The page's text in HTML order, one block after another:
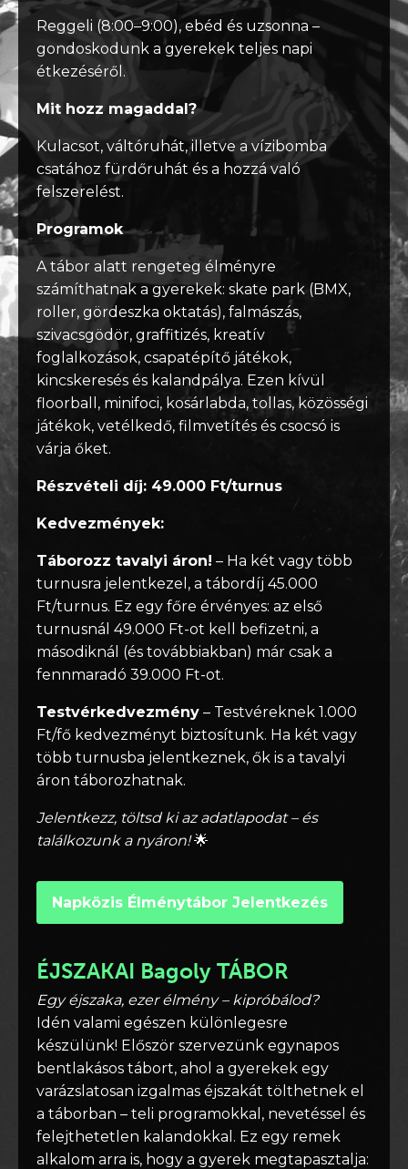
Reggeli (8:00–9:00), ebéd és uzsonna –
gondoskodunk a gyerekek teljes napi
étkezéséről.
Mit hozz magaddal?
Kulacsot, váltóruhát, illetve a vízibomba
csatához fürdőruhát és a hozzá való
felszerelést.
Programok
A tábor alatt rengeteg élményre
számíthatnak a gyerekek: skate park (BMX,
roller, gördeszka oktatás), falmászás,
szivacsgödör, graffitizés, kreatív
foglalkozások, csapatépítő játékok,
kincskeresés és kalandpálya. Ezen kívül
floorball, minifoci, kosárlabda, tollas, közösségi
játékok, vetélkedő, filmvetítés és csocsó is
várja őket.
Részvételi díj: 49.000 Ft/turnus
Kedvezmények:
Táborozz tavalyi áron! – Ha két vagy több
turnusra jelentkezel, a tábordíj 45.000
Ft/turnus. Ez egy főre érvényes: az első
turnusnál 49.000 Ft-ot kell befizetni, a
másodiknál (és továbbiakban) már csak a
fennmaradó 39.000 Ft-ot.
Testvérkedvezmény – Testvéreknek 1.000
Ft/fő kedvezményt biztosítunk. Ha két vagy
több turnusba jelentkeznek, ők is a tavalyi
áron táborozhatnak.
Jelentkezz, töltsd ki az adatlapodat – és
találkozunk a nyáron! 🌟
Napközis Élménytábor Jelentkezés
ÉJSZAKAI Bagoly TÁBOR
Egy éjszaka, ezer élmény – kipróbálod?
Idén valami egészen különlegesre
készülünk! Először szervezünk egynapos
bentlakásos tábort, ahol a gyerekek egy
varázslatosan izgalmas éjszakát tölthetnek el
a táborban – teli programokkal, nevetéssel és
felejthetetlen kalandokkal. Ez egy remek
alkalom arra is, hogy a gyerek megtapasztalja: